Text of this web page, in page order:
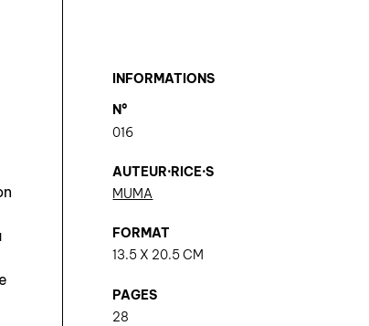
INFORMATIONS
N°
016
AUTEUR·RICE·S
MUMA
FORMAT
13.5 X 20.5 CM
PAGES
28